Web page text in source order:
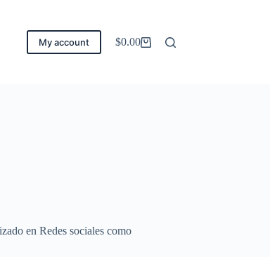
My account
Carro
$0.00
en Redes sociales como